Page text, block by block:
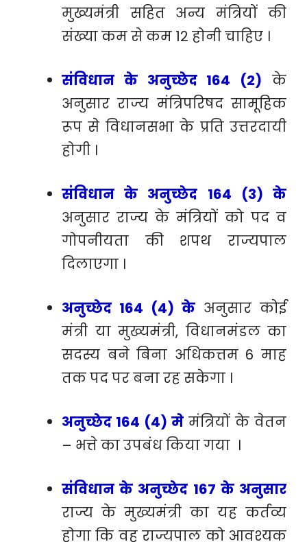
मुख्यमंत्री सहित अन्य मंत्रियों की
संख्या कम से कम 12 होनी चाहिए ।
संविधान के अनुच्छेद 164 (2) के
अनुसार राज्य मंत्रिपरिषद सामूहिक
रूप से विधानसभा के प्रति उत्तरदायी
होगी ।
संविधान के अनुच्छेद 164 (3) के
अनुसार राज्य के मंत्रियों को पद व
गोपनीयता की शपथ राज्यपाल
दिलाएगा ।
अनुच्छेद 164 (4) के अनुसार कोई
मंत्री या मुख्यमंत्री, विधानमंडल का
सदस्य बने बिना अधिकत्तम 6 माह
तक पद पर बना रह सकेगा ।
अनुच्छेद 164 (4) मे मंत्रियों के वेतन
– भत्ते का उपबंध किया गया ।
संविधान के अनुच्छेद 167 के अनुसार
राज्य के मुख्यमंत्री का यह कर्तव्य
होगा कि वह राज्यपाल को आवश्यक